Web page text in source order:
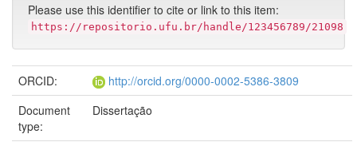
Please use this identifier to cite or link to this item:
https://repositorio.ufu.br/handle/123456789/21098
ORCID:
http://orcid.org/0000-0002-5386-3809
Document
type:
Dissertação